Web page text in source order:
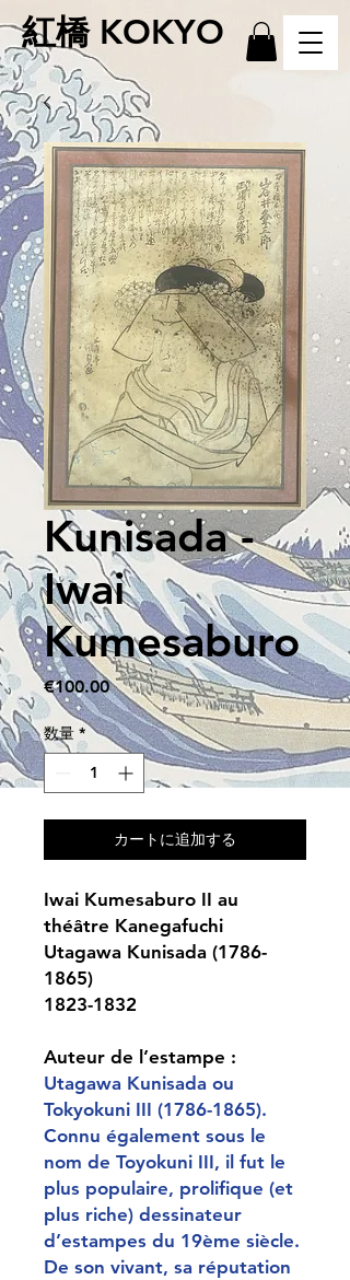
紅橋 KOKYO
Kunisada -
Iwai
Kumesaburo
€100.00価
格
数量 *
カートに追加する
Iwai Kumesaburo II au
théâtre Kanegafuchi
Utagawa Kunisada (1786-
1865)
1823-1832
Auteur de l’estampe :
Utagawa Kunisada ou
Tokyokuni III (1786-1865).
Connu également sous le
nom de Toyokuni III, il fut le
plus populaire, prolifique (et
plus riche) dessinateur
d’estampes du 19ème siècle.
De son vivant, sa réputation